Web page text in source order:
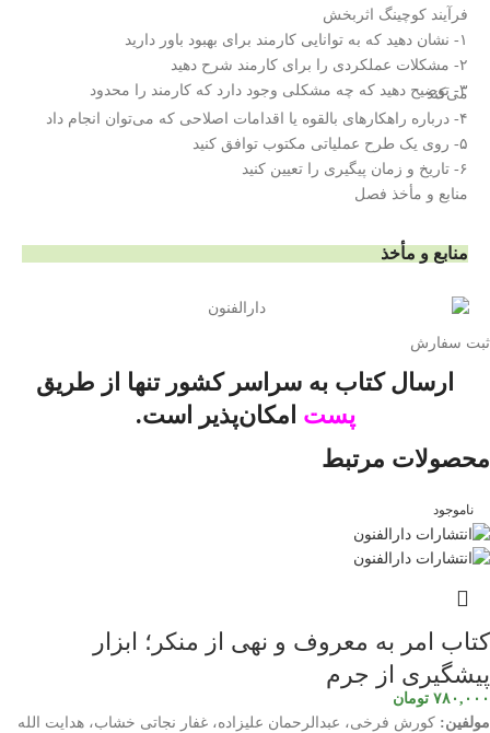
فرآیند کوچینگ اثربخش
۱- نشان دهید که به توانایی کارمند برای بهبود باور دارید
۲- مشکلات عملکردی را برای کارمند شرح دهید
۳- توضیح دهید که چه مشکلی وجود دارد که کارمند را محدود
می‌کند
۴- درباره راهکارهای بالقوه یا اقدامات اصلاحی که می‌توان انجام داد
۵- روی یک طرح عملیاتی مکتوب توافق کنید
۶- تاریخ و زمان پیگیری را تعیین کنید
منابع و مأخذ فصل
منابع و مأخذ
ثبت سفارش
ارسال کتاب به سراسر کشور تنها از طریق
پست امکان‌پذیر است.
محصولات مرتبط
ناموجود
کتاب امر به معروف و نهی از منکر؛ ابزار
پیشگیری از جرم
۷۸۰,۰۰۰ تومان
مولفین: کورش فرخی، عبدالرحمان علیزاده، غفار نجاتی خشاب، هدایت الله